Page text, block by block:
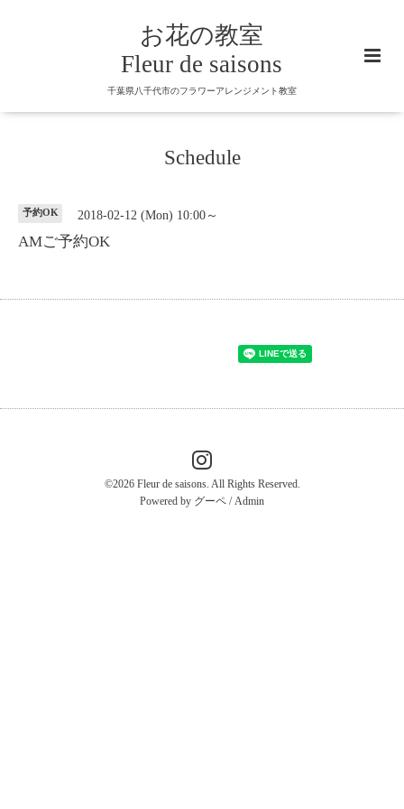
お花の教室
Fleur de saisons
千葉県八千代市のフラワーアレンジメント教室
Schedule
予約OK 2018-02-12 (Mon) 10:00～
AMご予約OK
©2026 Fleur de saisons. All Rights Reserved.
Powered by グーペ /Admin